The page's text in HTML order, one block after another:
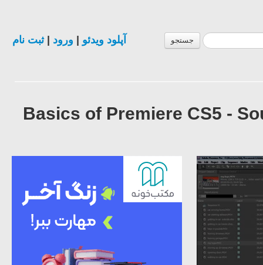
جستجو آپلود ویدئو| ورود| ثبت نام
Basics of Premiere CS5 -